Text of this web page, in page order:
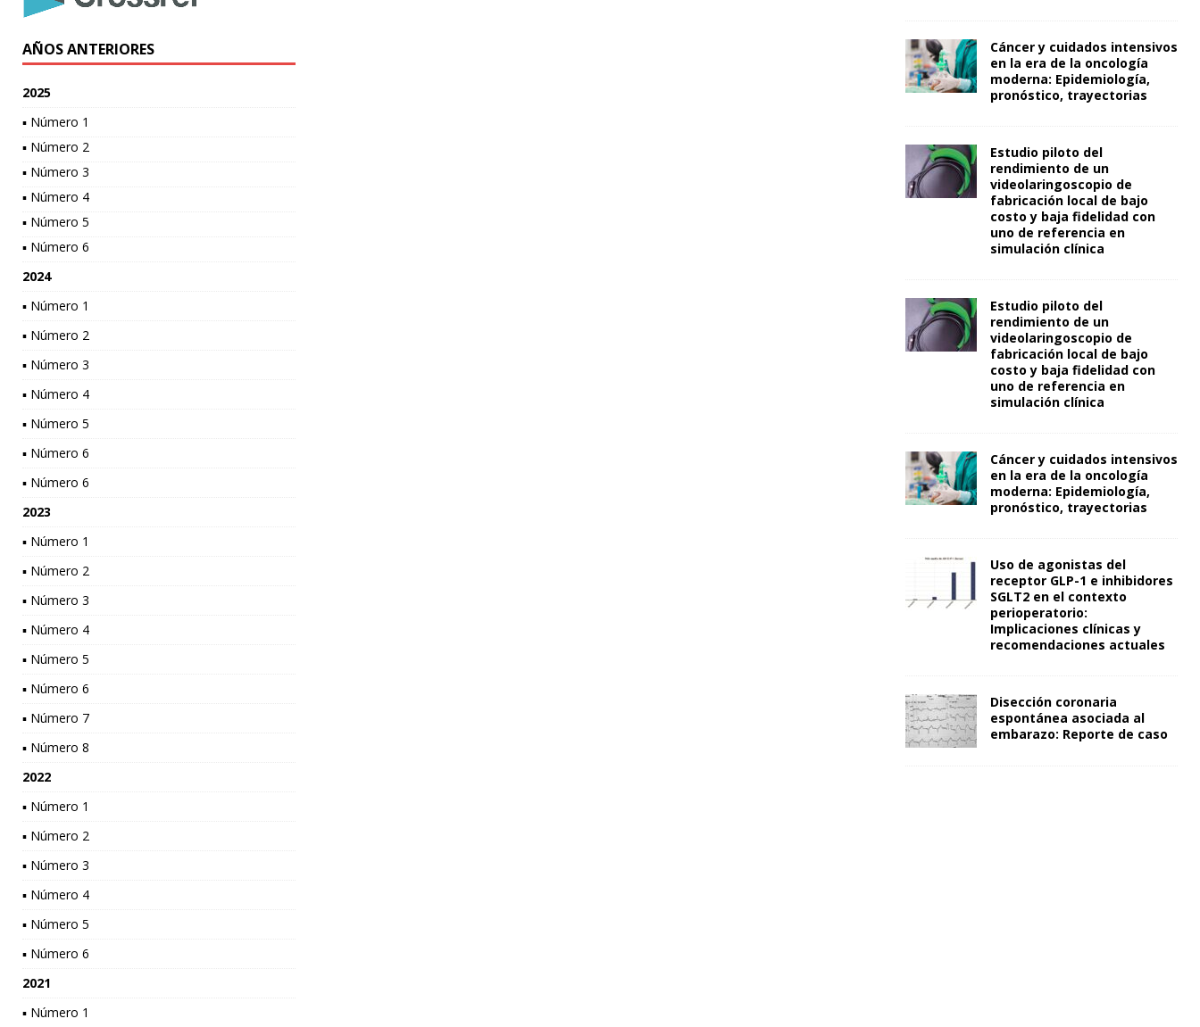
AÑOS ANTERIORES
2025
▪ Número 1
▪ Número 2
▪ Número 3
▪ Número 4
▪ Número 5
▪ Número 6
2024
▪ Número 1
▪ Número 2
▪ Número 3
▪ Número 4
▪ Número 5
▪ Número 6
▪ Número 6
2023
▪ Número 1
▪ Número 2
▪ Número 3
▪ Número 4
▪ Número 5
▪ Número 6
▪ Número 7
▪ Número 8
2022
▪ Número 1
▪ Número 2
▪ Número 3
▪ Número 4
▪ Número 5
▪ Número 6
2021
▪ Número 1
Cáncer y cuidados intensivos
en la era de la oncología
moderna: Epidemiología,
pronóstico, trayectorias
Estudio piloto del
rendimiento de un
videolaringoscopio de
fabricación local de bajo
costo y baja fidelidad con
uno de referencia en
simulación clínica
Estudio piloto del
rendimiento de un
videolaringoscopio de
fabricación local de bajo
costo y baja fidelidad con
uno de referencia en
simulación clínica
Cáncer y cuidados intensivos
en la era de la oncología
moderna: Epidemiología,
pronóstico, trayectorias
Uso de agonistas del
receptor GLP-1 e inhibidores
SGLT2 en el contexto
perioperatorio:
Implicaciones clínicas y
recomendaciones actuales
Disección coronaria
espontánea asociada al
embarazo: Reporte de caso